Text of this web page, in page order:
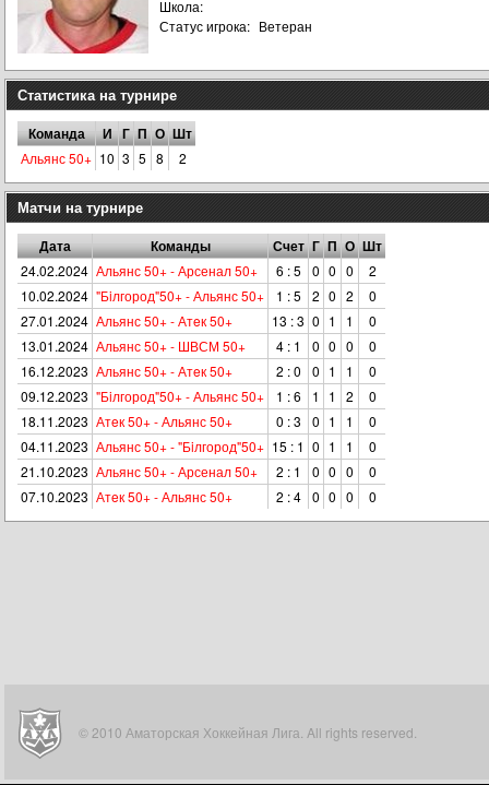
Школа:
Статус игрока: Ветеран
Статистика на турнире
Команда И Г П О Шт
Альянс 50+ 10 3 5 8 2
Матчи на турнире
Дата Команды Счет Г П О Шт
24.02.2024 Альянс 50+ - Арсенал 50+ 6 : 5 0 0 0
2
10.02.2024 "Бiлгород"50+ - Альянс 50+ 1 : 5 2 0 2
0
27.01.2024 Альянс 50+ - Атeк 50+ 13 : 3 0 1 1
0
13.01.2024 Альянс 50+ - ШВСМ 50+ 4 : 1 0 0 0
0
16.12.2023 Альянс 50+ - Атeк 50+ 2 : 0 0 1 1
0
09.12.2023 "Бiлгород"50+ - Альянс 50+ 1 : 6 1 1 2
0
18.11.2023 Атeк 50+ - Альянс 50+ 0 : 3 0 1 1
0
04.11.2023 Альянс 50+ - "Бiлгород"50+ 15 : 1 0 1 1
0
21.10.2023 Альянс 50+ - Арсенал 50+ 2 : 1 0 0 0
0
07.10.2023 Атeк 50+ - Альянс 50+ 2 : 4 0 0 0 0
© 2010 Аматорская Хоккейная Лига. All rights reserved.